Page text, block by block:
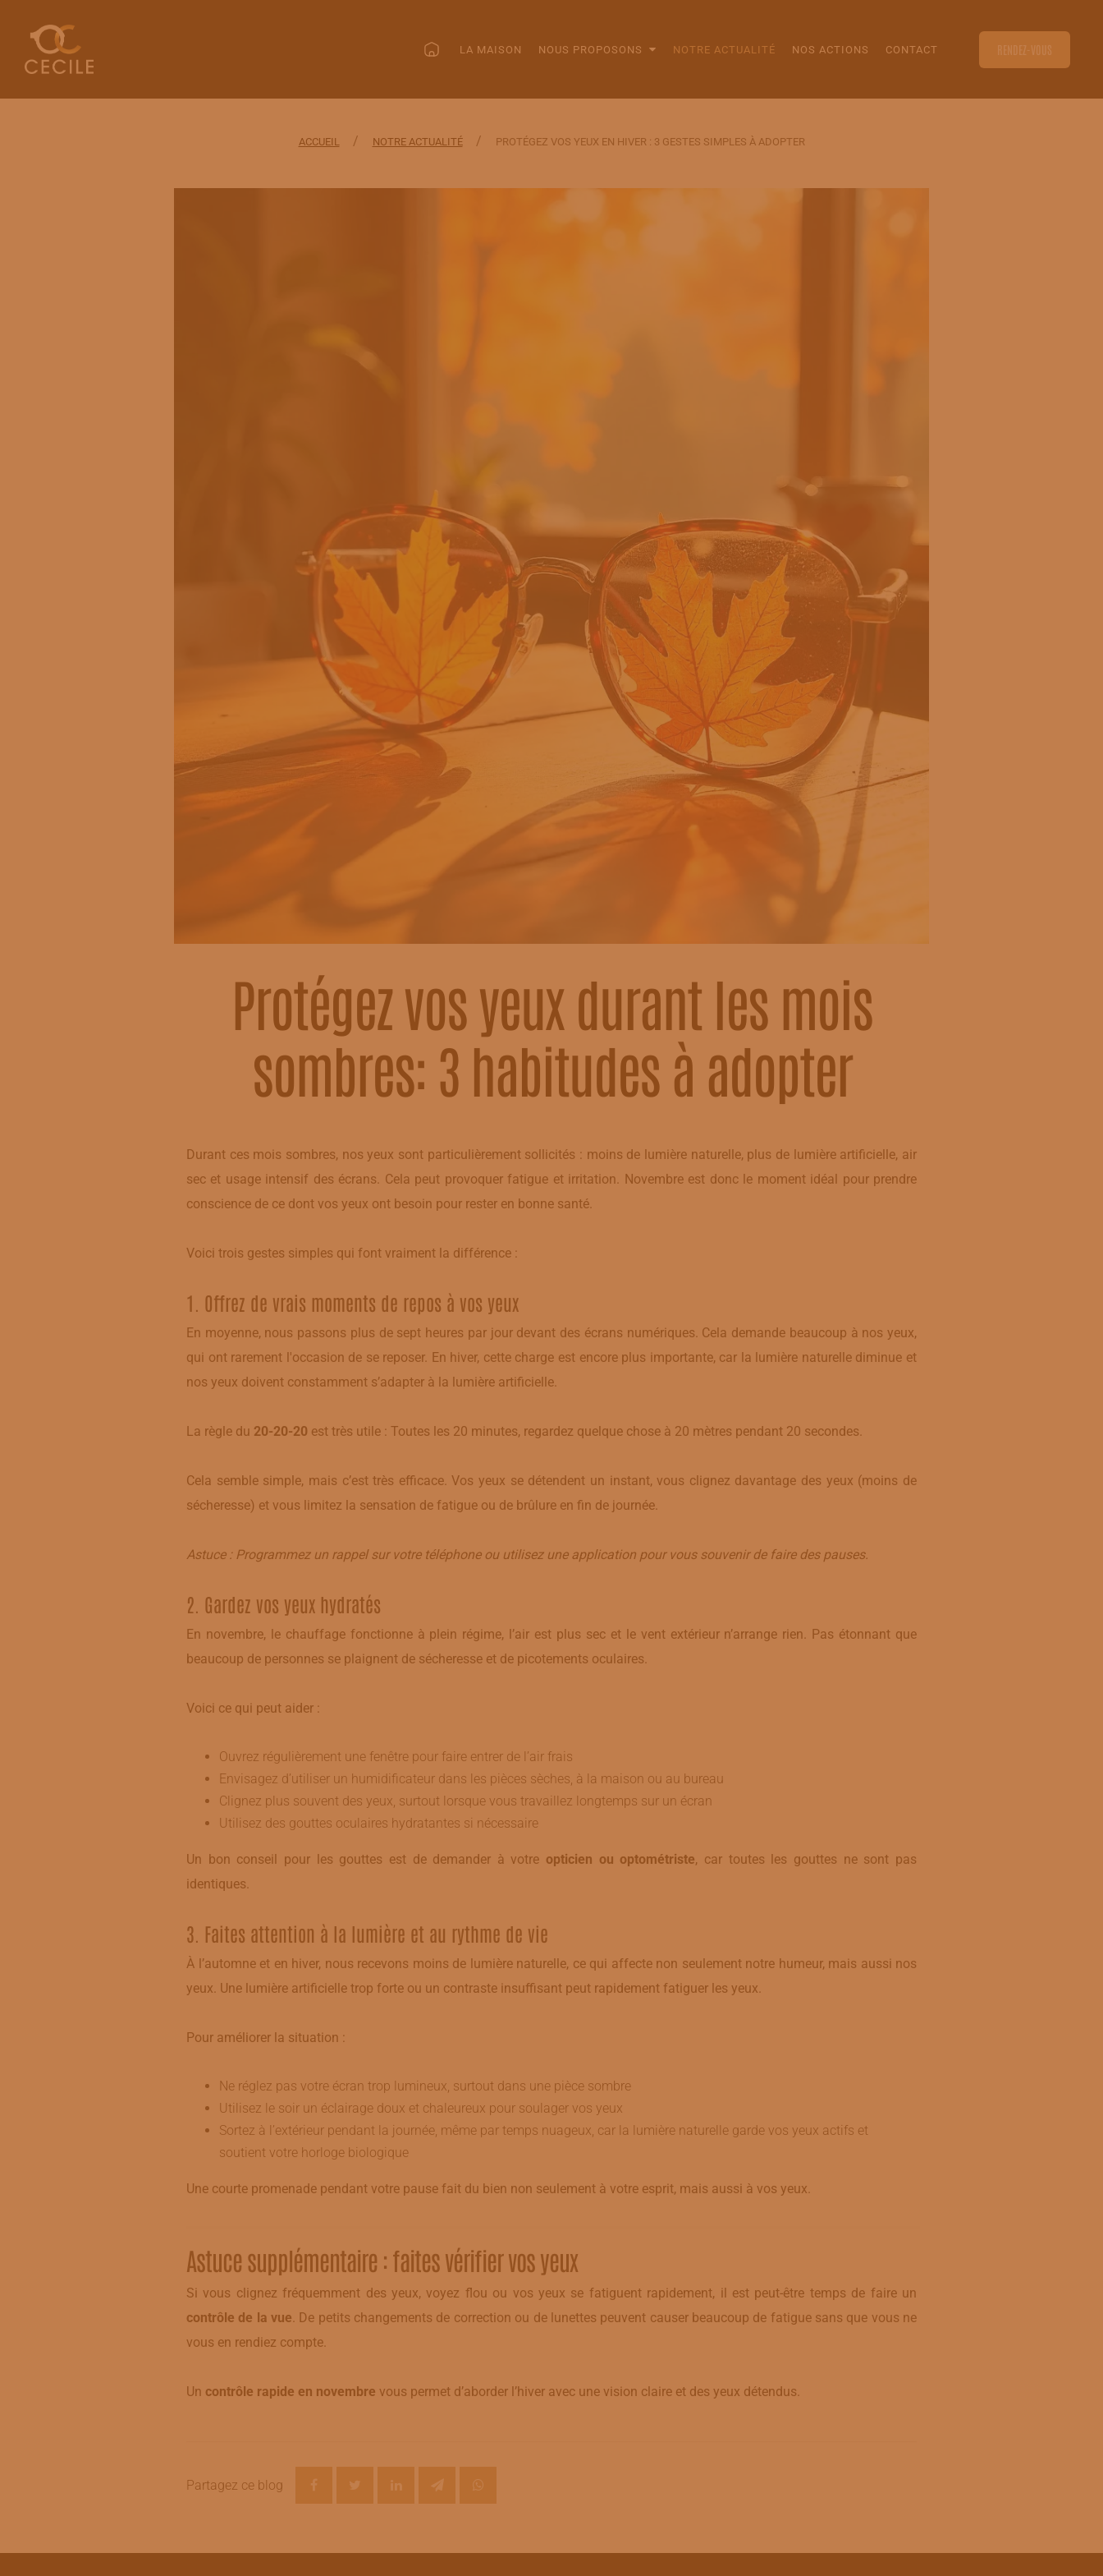
LA MAISON NOUS PROPOSONS NOTRE ACTUALITÉ NOS ACTIONS CONTACT RENDEZ-VOUS
ACCUEIL / NOTRE ACTUALITÉ / PROTÉGEZ VOS YEUX EN HIVER : 3 GESTES SIMPLES À ADOPTER
Protégez vos yeux durant les mois
sombres: 3 habitudes à adopter
Durant ces mois sombres, nos yeux sont particulièrement sollicités : moins de lumière naturelle, plus de lumière artificielle, air
sec et usage intensif des écrans. Cela peut provoquer fatigue et irritation. Novembre est donc le moment idéal pour prendre
conscience de ce dont vos yeux ont besoin pour rester en bonne santé.
Voici trois gestes simples qui font vraiment la différence :
​1. Offrez de vrais moments de repos à vos yeux
En moyenne, nous passons plus de sept heures par jour devant des écrans numériques. Cela demande beaucoup à nos yeux,
qui ont rarement l'occasion de se reposer. En hiver, cette charge est encore plus importante, car la lumière naturelle diminue et
nos yeux doivent constamment s’adapter à la lumière artificielle.
La règle du 20-20-20 est très utile : Toutes les 20 minutes, regardez quelque chose à 20 mètres pendant 20 secondes.
Cela semble simple, mais c’est très efficace. Vos yeux se détendent un instant, vous clignez davantage des yeux (moins de
sécheresse) et vous limitez la sensation de fatigue ou de brûlure en fin de journée.
Astuce : Programmez un rappel sur votre téléphone ou utilisez une application pour vous souvenir de faire des pauses.
​2. Gardez vos yeux hydratés
En novembre, le chauffage fonctionne à plein régime, l’air est plus sec et le vent extérieur n’arrange rien. Pas étonnant que
beaucoup de personnes se plaignent de sécheresse et de picotements oculaires.
Voici ce qui peut aider :
​Ouvrez régulièrement une fenêtre pour faire entrer de l’air frais
Envisagez d’utiliser un humidificateur dans les pièces sèches, à la maison ou au bureau
Clignez plus souvent des yeux, surtout lorsque vous travaillez longtemps sur un écran
Utilisez des gouttes oculaires hydratantes si nécessaire
Un bon conseil pour les gouttes est de demander à votre opticien ou optométriste, car toutes les gouttes ne sont pas
identiques.
​3. Faites attention à la lumière et au rythme de vie
À l’automne et en hiver, nous recevons moins de lumière naturelle, ce qui affecte non seulement notre humeur, mais aussi nos
yeux. Une lumière artificielle trop forte ou un contraste insuffisant peut rapidement fatiguer les yeux.
Pour améliorer la situation :
​Ne réglez pas votre écran trop lumineux, surtout dans une pièce sombre
Utilisez le soir un éclairage doux et chaleureux pour soulager vos yeux
Sortez à l’extérieur pendant la journée, même par temps nuageux, car la lumière naturelle garde vos yeux actifs et
soutient votre horloge biologique
Une courte promenade pendant votre pause fait du bien non seulement à votre esprit, mais aussi à vos yeux.
Astuce supplémentaire : faites vérifier vos yeux
Si vous clignez fréquemment des yeux, voyez flou ou vos yeux se fatiguent rapidement, il est peut-être temps de faire un
contrôle de la vue. De petits changements de correction ou de lunettes peuvent causer beaucoup de fatigue sans que vous ne
vous en rendiez compte.
Un contrôle rapide en novembre vous permet d’aborder l’hiver avec une vision claire et des yeux détendus.
Partagez ce blog